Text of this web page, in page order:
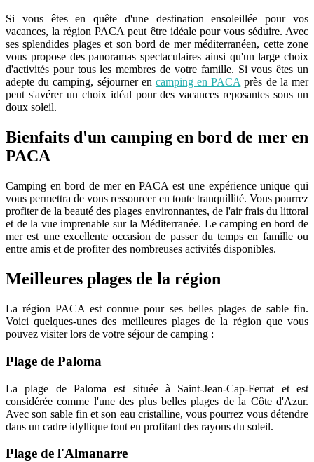
Si vous êtes en quête d'une destination ensoleillée pour vos
vacances, la région PACA peut être idéale pour vous séduire. Avec
ses splendides plages et son bord de mer méditerranéen, cette zone
vous propose des panoramas spectaculaires ainsi qu'un large choix
d'activités pour tous les membres de votre famille. Si vous êtes un
adepte du camping, séjourner en camping en PACAprès de la mer
peut s'avérer un choix idéal pour des vacances reposantes sous un
doux soleil.
Bienfaits d'un camping en bord de mer en
PACA
Camping en bord de mer en PACA est une expérience unique qui
vous permettra de vous ressourcer en toute tranquillité. Vous pourrez
profiter de la beauté des plages environnantes, de l'air frais du littoral
et de la vue imprenable sur la Méditerranée. Le camping en bord de
mer est une excellente occasion de passer du temps en famille ou
entre amis et de profiter des nombreuses activités disponibles.
Meilleures plages de la région
La région PACA est connue pour ses belles plages de sable fin.
Voici quelques-unes des meilleures plages de la région que vous
pouvez visiter lors de votre séjour de camping :
Plage de Paloma
La plage de Paloma est située à Saint-Jean-Cap-Ferrat et est
considérée comme l'une des plus belles plages de la Côte d'Azur.
Avec son sable fin et son eau cristalline, vous pourrez vous détendre
dans un cadre idyllique tout en profitant des rayons du soleil.
Plage de l'Almanarre